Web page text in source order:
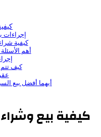
إجراءات
كيفية
أهم
كيف
أيهما أفضل بيع
كيفية بيع